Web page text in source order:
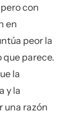
con
en
peor la
que parece.
la
y la
una razón